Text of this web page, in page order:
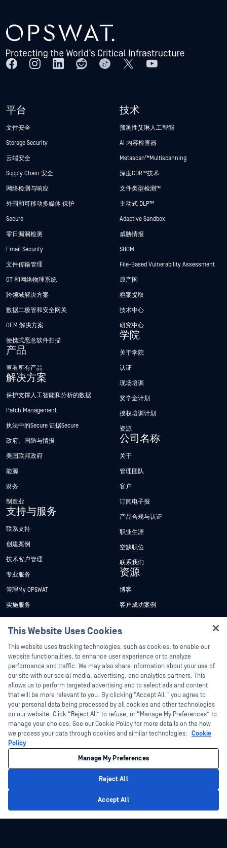
平台
文件安全
Storage Security
云端安全
Supply Chain 安全
网络检测与响应
外围和可移动多媒体 保护
Secure
零日漏洞检测
Email Security
文件传输管理
OT 和网络物理系统
跨领域解决方案
数据二极管和安全网关
OEM 解决方案
便携式恶意软件扫描
产品
查看所有产品
解决方案
保护支撑人工智能和分析的数据
Patch Management
执法中的Secure 证据Secure
政府、国防与情报
美国联邦政府
能源
财务
制造业
支持与服务
联系支持
创建案例
技术客户管理
专业服务
管理My OPSWAT
实施服务
技术文档
培训
漏洞计划
合作伙伴
认证
技术合作伙伴
渠道合作伙伴计划
技术
预测性艾琳人工智能
AI 内容检查器
Metascan™ Multiscanning
深度CDR™技术
文件类型检测™
主动式 DLP™
Adaptive Sandbox
威胁情报
SBOM
File-Based Vulnerability Assessment
原产国
档案提取
技术中心
研究中心
学院
关于学院
认证
现场培训
奖学金计划
授权培训计划
资源
公司名称
关于
管理团队
客户
订阅电子报
产品合规与认证
职业生涯
空缺职位
联系我们
资源
博客
客户成功案例
新闻报道
活动
网络研讨会
产品型录
白皮书
免费工具
©2026OPSWAT . 保留所有权利。OPSWAT、MetaDefender、Metascan、
MetaAccess、OPSWAT 、"不信任文件，不信任设备"、"OPSWAT "、"保护全球关
键基础设施"、"Deep CDR™技术"、"InQuest"、"InQuest标
识"、"DFI"、"RetroHunt"、"深度文件检测"及"加入追踪"OPSWAT 的商标。第三方
管理 Cookie 偏好
This Website Uses Cookies
This website uses tracking technologies, such as cookies, to enable our
website functionalities, to enhance user experience or to analyze
performance and traffic. We may also share information about your use of
our site with our social media, advertising, and analytics partners. This
allows us to perform targeted advertising and to select ads and content
that will be more relevant to you. By clicking “Accept All,” you agree to
your personal data being processed by all cookies and other technologies
on our website. Click “Reject All” to refuse, or “Manage My Preferences” to
manage your choices. See our Cookie Policy for more details on the how
we process your data through cookies and similar technologies: Cookie
Policy
Manage My Preferences
Reject All
Accept All
Hey there!
I'm Ozzy, your OPSWAT virtual assistant.
How can I help you secure what's critical
today?